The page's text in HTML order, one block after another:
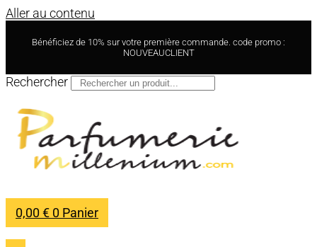
Aller au contenu
Bénéficiez de 10% sur votre première commande. code promo :
NOUVEAUCLIENT
Rechercher
0,00€ 0 Panier